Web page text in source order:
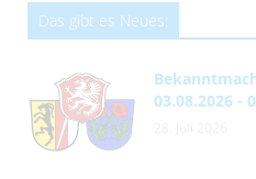
Das gibt es Neues:
03.08.2026 -